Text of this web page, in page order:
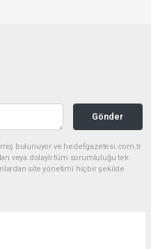
Gönder
bulunuyor ve hedefgazetesi.com.tr
veya dolaylı tüm sorumluluğu tek
site yönetimi hiçbir şekilde